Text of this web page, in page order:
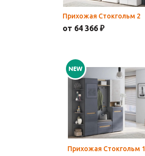
Прихожая Стокгольм 2
от 64 366 ₽
Прихожая Стокгольм 1